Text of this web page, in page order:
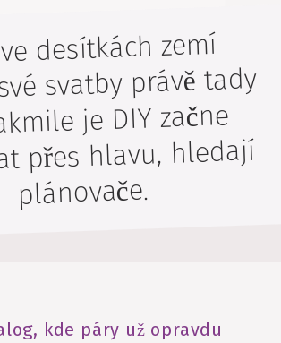
desítkách zemí
svatby právě tady
je DIY začne
přes hlavu, hledají
plánovače.
kde páry už opravdu